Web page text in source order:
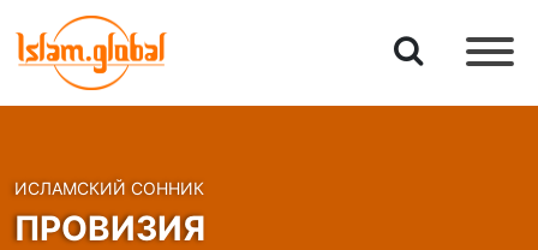
ИСЛАМСКИЙ СОННИК
ПРОВИЗИЯ